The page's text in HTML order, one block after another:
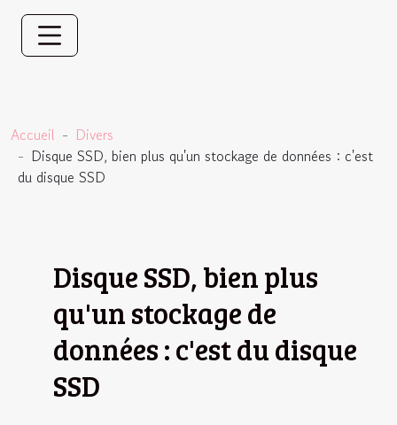
Accueil
Divers
Disque SSD, bien plus qu'un stockage de données : c'est
du disque SSD
Disque SSD, bien plus
qu'un stockage de
données : c'est du disque
SSD